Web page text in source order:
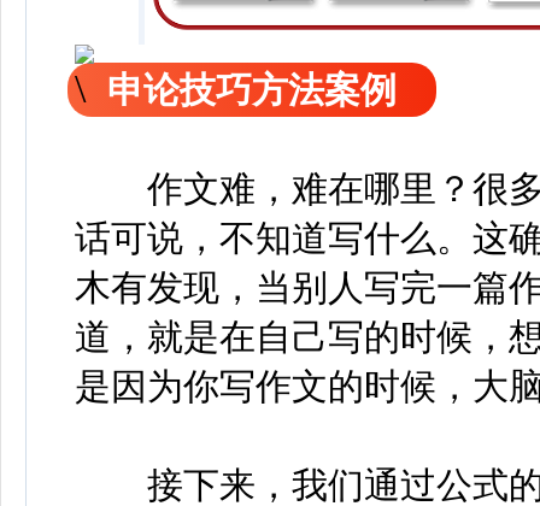
申论技巧方法案例
作文难，难在哪里？很多
话可说，不知道写什么。这
木有发现，当别人写完一篇
道，就是在自己写的时候，
是因为你写作文的时候，大
接下来，我们通过公式的